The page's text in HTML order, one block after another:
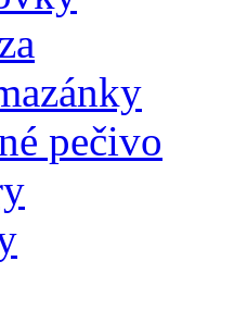
pečivo